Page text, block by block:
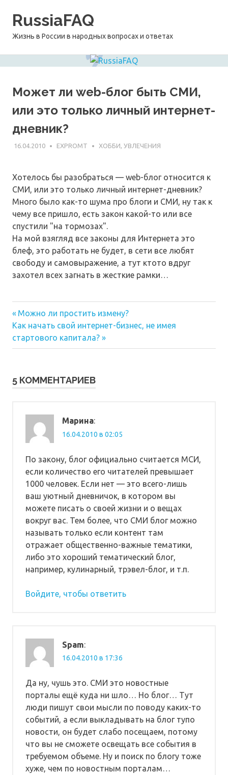
RussiaFAQ
Жизнь в России в народных вопросах и ответах
Может ли web-блог быть СМИ,
или это только личный интернет-
дневник?
16.04.2010 EXPROMT ХОББИ, УВЛЕЧЕНИЯ
Хотелось бы разобраться — web-блог относится к
СМИ, или это только личный интернет-дневник?
Много было как-то шума про блоги и СМИ, ну так к
чему все пришло, есть закон какой-то или все
спустили "на тормозах".
На мой взягляд все законы для Интернета это
блеф, это работать не будет, в сети все любят
свободу и самовыражение, а тут ктото вдруг
захотел всех загнать в жесткие рамки…
Навигация
по
записям
Предыдущая
запись:
Можно ли простить измену?
Следующая
запись:
Как начать свой интернет-бизнес, не имея
стартового капитала?
5 КОММЕНТАРИЕВ
Марина:
16.04.2010 в 02:05
По закону, блог официально считается МСИ,
если количество его читателей превышает
1000 человек. Если нет — это всего-лишь
ваш уютный дневничок, в котором вы
можете писать о своей жизни и о вещах
вокруг вас. Тем более, что СМИ блог можно
называть только если контент там
отражает общественно-важные тематики,
либо это хороший тематический блог,
например, кулинарный, трэвел-блог, и т.п.
Войдите, чтобы ответить
Spam:
16.04.2010 в 17:36
Да ну, чушь это. СМИ это новостные
порталы ещё куда ни шло… Но блог… Тут
люди пишут свои мысли по поводу каких-то
событий, а если выкладывать на блог тупо
новости, он будет слабо посещаем, потому
что вы не сможете освещать все события в
требуемом объеме. Ну и поиск по блогу тоже
хуже, чем по новостным порталам…